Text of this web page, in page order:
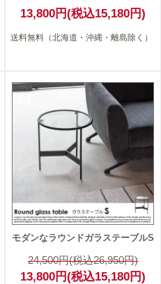
13,800円(税込15,180円)
送料無料（北海道・沖縄・離島除く）
モダンなラウンドガラステーブルS
24,500円(税込26,950円)
13,800円(税込15,180円)